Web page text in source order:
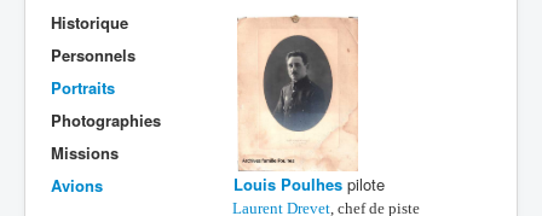
Personnels
Formation
Doctrines
Batailles
Historique
Personnels
Portraits
Photographies
Missions
Avions
Louis Poulhes pilote
Laurent Drevet, chef de piste